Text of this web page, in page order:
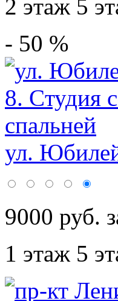
2 этаж 5
- 50 %
ул.
9000 руб.
1 этаж 5